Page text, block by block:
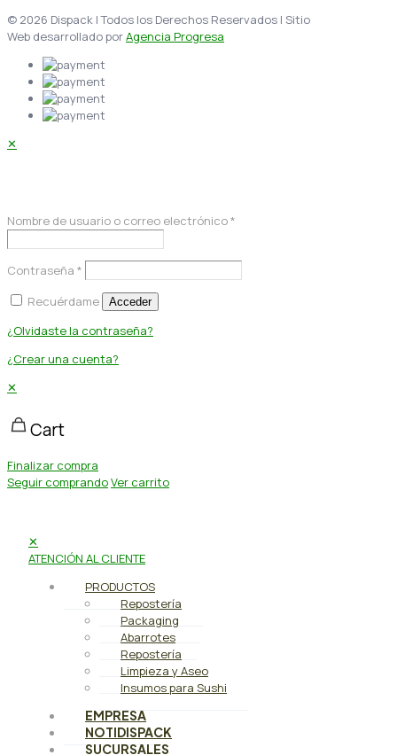
© 2026 Dispack | Todos los Derechos Reservados | Sitio
Web desarrollado porAgencia Progresa
✕
Nombre de usuario o correo electrónico*
Contraseña *
Recuérdame
Acceder
¿Olvidaste la contraseña?
¿Crear una cuenta?
✕
Cart
Finalizar compra
Seguir comprandoVer carrito
✕
ATENCIÓN AL CLIENTE
PRODUCTOS
Repostería
Packaging
Abarrotes
Repostería
Limpieza y Aseo
Insumos para Sushi
EMPRESA
NOTIDISPACK
SUCURSALES